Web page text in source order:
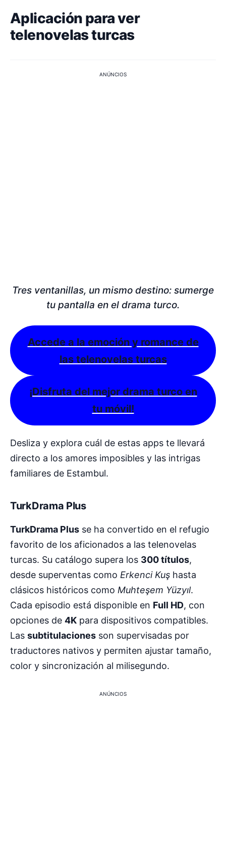
Aplicación para ver
telenovelas turcas
ANÚNCIOS
Tres ventanillas, un mismo destino: sumerge
tu pantalla en el drama turco.
Accede a la emoción y romance de
las telenovelas turcas
¡Disfruta del mejor drama turco en
tu móvil!
Desliza y explora cuál de estas apps te llevará
directo a los amores imposibles y las intrigas
familiares de Estambul.
TurkDrama Plus
TurkDrama Plus se ha convertido en el refugio
favorito de los aficionados a las telenovelas
turcas. Su catálogo supera los 300 títulos,
desde superventas como Erkenci Kuş hasta
clásicos históricos como Muhteşem Yüzyıl.
Cada episodio está disponible en Full HD, con
opciones de 4K para dispositivos compatibles.
Las subtitulaciones son supervisadas por
traductores nativos y permiten ajustar tamaño,
color y sincronización al milisegundo.
ANÚNCIOS